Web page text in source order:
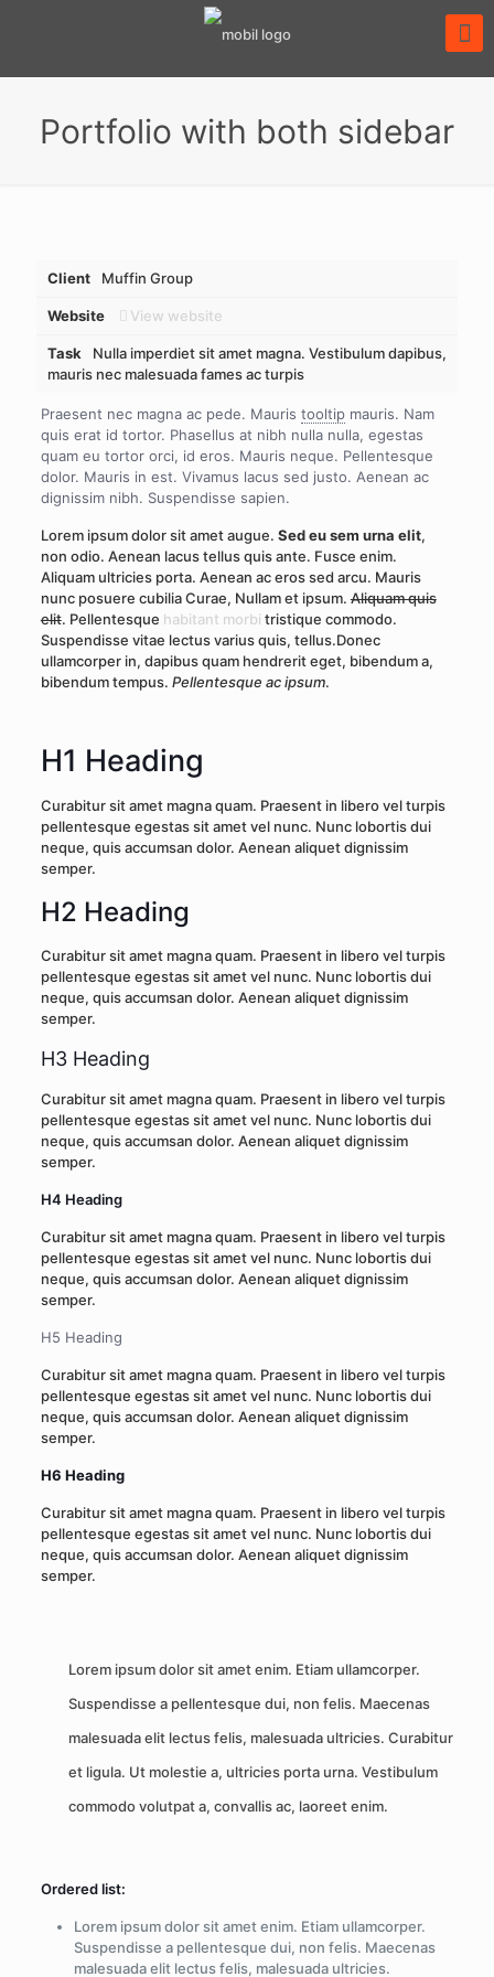
Portfolio with both sidebar
Client Muffin Group
Website View website
Task
Nulla imperdiet sit amet magna. Vestibulum dapibus,
mauris nec malesuada fames ac turpis
Praesent nec magna ac pede. Mauris tooltipmauris. Nam
quis erat id tortor. Phasellus at nibh nulla nulla, egestas
quam eu tortor orci, id eros. Mauris neque. Pellentesque
dolor. Mauris in est. Vivamus lacus sed justo. Aenean ac
dignissim nibh. Suspendisse sapien.
Lorem ipsum dolor sit amet augue. Sed eu sem urna elit,
non odio. Aenean lacus tellus quis ante. Fusce enim.
Aliquam ultricies porta. Aenean ac eros sed arcu. Mauris
nunc posuere cubilia Curae, Nullam et ipsum.Aliquam quis
elit. Pellentesque habitant morbi tristique commodo.
Suspendisse vitae lectus varius quis, tellus.Donec
ullamcorper in, dapibus quam hendrerit eget, bibendum a,
bibendum tempus. Pellentesque ac ipsum.
H1 Heading
Curabitur sit amet magna quam. Praesent in libero vel turpis
pellentesque egestas sit amet vel nunc. Nunc lobortis dui
neque, quis accumsan dolor. Aenean aliquet dignissim
semper.
H2 Heading
Curabitur sit amet magna quam. Praesent in libero vel turpis
pellentesque egestas sit amet vel nunc. Nunc lobortis dui
neque, quis accumsan dolor. Aenean aliquet dignissim
semper.
H3 Heading
Curabitur sit amet magna quam. Praesent in libero vel turpis
pellentesque egestas sit amet vel nunc. Nunc lobortis dui
neque, quis accumsan dolor. Aenean aliquet dignissim
semper.
H4 Heading
Curabitur sit amet magna quam. Praesent in libero vel turpis
pellentesque egestas sit amet vel nunc. Nunc lobortis dui
neque, quis accumsan dolor. Aenean aliquet dignissim
semper.
H5 Heading
Curabitur sit amet magna quam. Praesent in libero vel turpis
pellentesque egestas sit amet vel nunc. Nunc lobortis dui
neque, quis accumsan dolor. Aenean aliquet dignissim
semper.
H6 Heading
Curabitur sit amet magna quam. Praesent in libero vel turpis
pellentesque egestas sit amet vel nunc. Nunc lobortis dui
neque, quis accumsan dolor. Aenean aliquet dignissim
semper.
Lorem ipsum dolor sit amet enim. Etiam ullamcorper.
Suspendisse a pellentesque dui, non felis. Maecenas
malesuada elit lectus felis, malesuada ultricies. Curabitur
et ligula. Ut molestie a, ultricies porta urna. Vestibulum
commodo volutpat a, convallis ac, laoreet enim.
Ordered list:
Lorem ipsum dolor sit amet enim. Etiam ullamcorper.
Suspendisse a pellentesque dui, non felis. Maecenas
malesuada elit lectus felis, malesuada ultricies.